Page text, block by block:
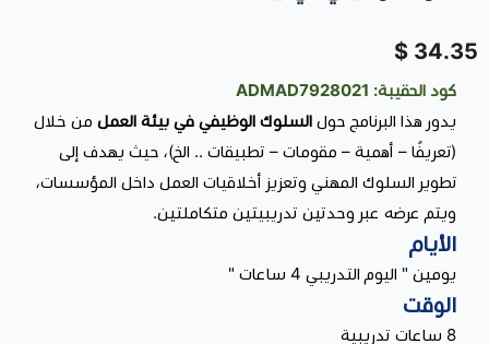
34.35 $
كود الحقيبة: ADMAD7928021
يدور هذا البرنامج حول السلوك الوظيفي في بيئة العمل من خلال
(تعريفًا – أهمية – مقومات – تطبيقات .. الخ)، حيث يهدف إلى
تطوير السلوك المهني وتعزيز أخلاقيات العمل داخل المؤسسات،
ويتم عرضه عبر وحدتين تدريبيتين متكاملتين.
الأيام
يومين " اليوم التدريبي 4 ساعات "
الوقت
8 ساعات تدريبية